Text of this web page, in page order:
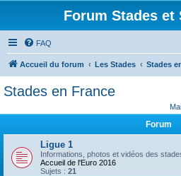
Forum Stades et
FAQ
Accueil du forum Les Stades Stades
Stades en France
Forum
Ligue 1
Informations, photos et vidéos des
Accueil de l'Euro 2016
Sujets : 21